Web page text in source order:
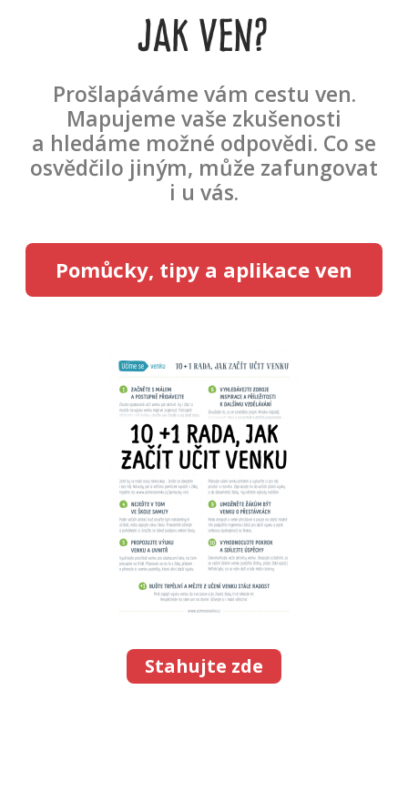
JAK VEN?
Prošlapáváme vám cestu ven.
Mapujeme vaše zkušenosti
a hledáme možné odpovědi. Co se
osvědčilo jiným, může zafungovat
i u vás.
Pomůcky, tipy a aplikace ven
Stahujte zde